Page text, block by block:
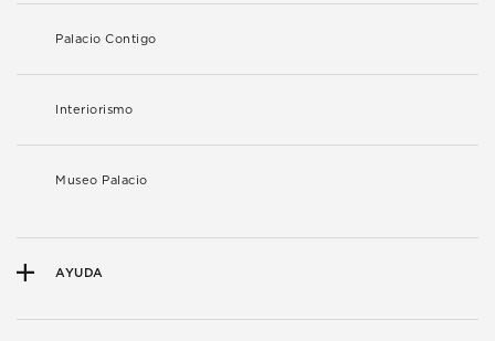
Palacio Contigo
Interiorismo
Museo Palacio
AYUDA